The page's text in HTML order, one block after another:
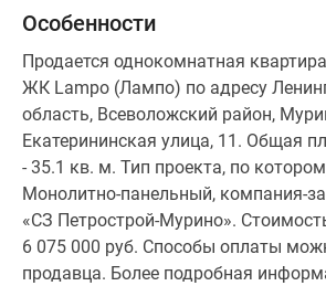
Коттеджные
ипотеку
Бизнес-
центры
Коттеджи
Траншевая
ипотека
Скидки
Особенности
Продается однокомнатная
ЖК Lampo (Лампо) по адресу
область, Всеволожский район,
Екатерининская улица, 11. Общая
- 35.1 кв. м. Тип проекта, по
Монолитно-панельный, компания-
«СЗ Петрострой-Мурино».
6 075 000 руб. Способы оплаты
продавца. Более подробная